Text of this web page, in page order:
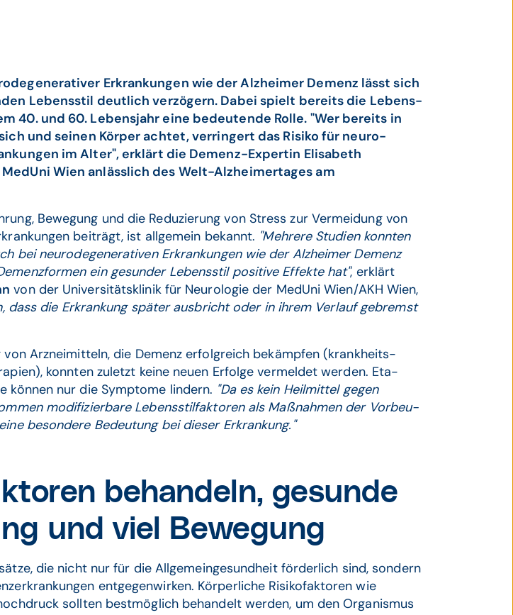
Erkrankungen wie der Alzheimer Demenz lässt sich
Lebens­stil deutlich verzögern. Dabei spielt bereits die Lebens­
40. und 60. Lebens­jahr eine bedeu­tende Rolle. "Wer bereits in
und seinen Körper achtet, verringert das Risiko für neuro­
im Alter", erklärt die Demenz-Expertin Elisabeth
Wien anläss­lich des Welt-Alzheimer­tages am
Bewegung und die Redu­zierung von Stress zur Vermei­dung von
beiträgt, ist all­gemein bekannt. "Mehrere Studien konnten
bei neuro­degenera­tiven Erkran­kungen wie der Alzheimer Demenz
ein gesunder Lebens­stil positive Effekte hat", erklärt
von der Universi­täts­klinik für Neuro­logie der MedUni Wien/AKH Wien,
dass die Erkran­kung später ausbricht oder in ihrem Verlauf gebremst
von Arznei­mitteln, die Demenz erfolg­reich bekämpfen (krank­heits­
konnten zuletzt keine neuen Erfolge vermeldet werden. Eta­
können nur die Symptome lindern. "Da es kein Heil­mittel gegen
modifizier­bare Lebens­stil­faktoren als Maßnahmen der Vorbeu­
besondere Bedeu­tung bei dieser Erkrankung."
behandeln, gesunde
und viel Bewegung
die nicht nur für die Allgemein­gesund­heit förder­lich sind, sondern
entgegen­wirken. Körper­liche Risiko­faktoren wie
sollten best­möglich behandelt werden, um den Organismus